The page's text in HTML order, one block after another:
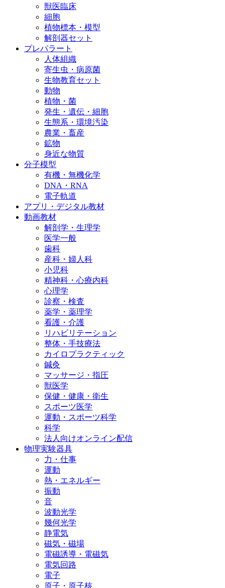
獣医臨床
細胞
植物標本・模型
解剖器セット
プレパラート
人体組織
寄生虫・病原菌
生物教育セット
動物
植物・菌
発生・遺伝・細胞
生態系・環境汚染
農業・畜産
鉱物
身近な物質
分子模型
有機・無機化学
DNA・RNA
電子軌道
アプリ・デジタル教材
動画教材
解剖学・生理学
医学一般
歯科
産科・婦人科
小児科
精神科・心療内科
心理学
診察・検査
薬学・薬理学
看護・介護
リハビリテーション
整体・手技療法
カイロプラクティック
鍼灸
マッサージ・指圧
獣医学
保健・健康・衛生
スポーツ医学
運動・スポーツ科学
科学
法人向けオンライン配信
物理実験器具
力・仕事
運動
熱・エネルギー
振動
音
波動光学
幾何光学
静電気
磁気・磁場
電磁誘導・電磁気
電気回路
電子
原子・原子核